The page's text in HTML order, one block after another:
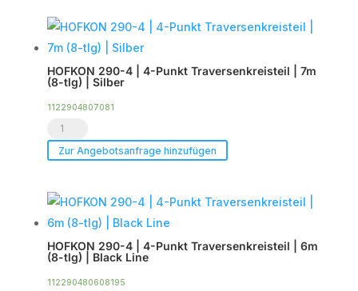
|
Punkt
Traversenkreisteil
(12-
tlg)
Black
Line
Menge
HOFKON 290-4 | 4-Punkt Traversenkreisteil | 7m
(8-tlg) | Silber
1122904807081
HOFKON
290-
|
Punkt
Traversenkreisteil
Zur Angebotsanfrage hinzufügen
HOFKON 290-4 | 4-Punkt Traversenkreisteil | 6m
(8-tlg) | Black Line
112290480608195